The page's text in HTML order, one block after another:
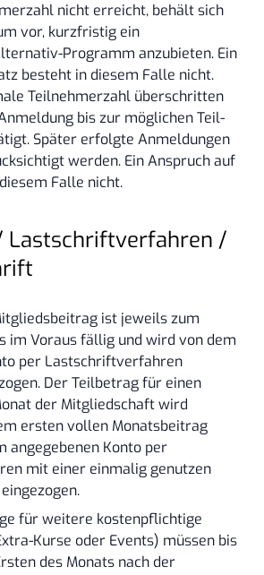
nicht erreicht, behält sich
vor, kurzfristig ein
Programm anzubieten. Ein
besteht in diesem Falle nicht.
Teilnehmerzahl überschritten
bis zur möglichen Teil-
Später erfolgte Anmeldungen
werden. Ein Anspruch auf
Falle nicht.
Lastschriftverfahren /
ist jeweils zum
im Voraus fällig und wird von dem
per Lastschriftverfahren
Der Teilbetrag für einen
der Mitgliedschaft wird
ersten vollen Monatsbeitrag
angegebenen Konto per
mit einer einmalig genutzen
für weitere kostenpflichtige
Kurse oder Events) müssen bis
des Monats nach der